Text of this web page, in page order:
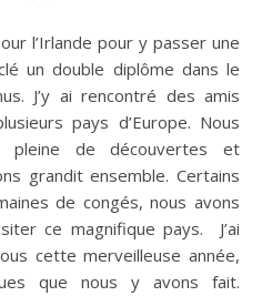
un double diplôme dans le
J’y ai rencontré des amis
pays d’Europe. Nous
pleine de découvertes et
grandit ensemble. Certains
de congés, nous avons
ce magnifique pays. J’ai
cette merveilleuse année,
que nous y avons fait.